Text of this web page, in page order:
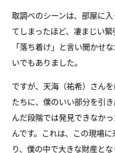
取調べのシーンは、部屋に
てしまったほど、凄まじい
「落ち着け」と言い聞かせ
いでもありました。
ですが、天海（祐希）さん
たちに、僕のいい部分を引
んだ段階では発見できなか
んです。これは、この現場
り、僕の中で大きな財産とな